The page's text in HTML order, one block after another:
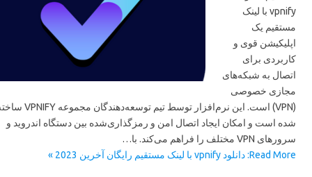
vpnify با لینک
مستقیم یک
اپلیکیشن قوی و
کاربردی برای
اتصال به شبکه‌های
مجازی خصوصی
(VPN) است. این نرم‌افزار توسط تیم توسعه‌دهندگان مجموعه VPNIFY ساخته
شده است و امکان ایجاد اتصال امن و رمزگذاری‌شده بین دستگاه اندروید و
سرورهای VPN مختلف را فراهم می‌کند. با…
Read More: دانلود vpnify با لینک مستقیم رایگان آخرین 2023 »